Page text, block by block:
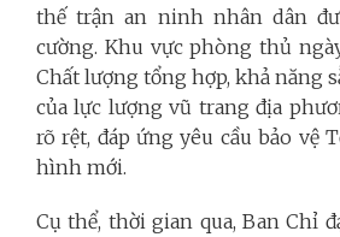
thế trận an ninh nhân dân
cường. Khu vực phòng thủ
Chất lượng tổng hợp, khả năng
của lực lượng vũ trang địa
rõ rệt, đáp ứng yêu cầu bảo vệ
hình mới.
Cụ thể, thời gian qua, Ban Chỉ